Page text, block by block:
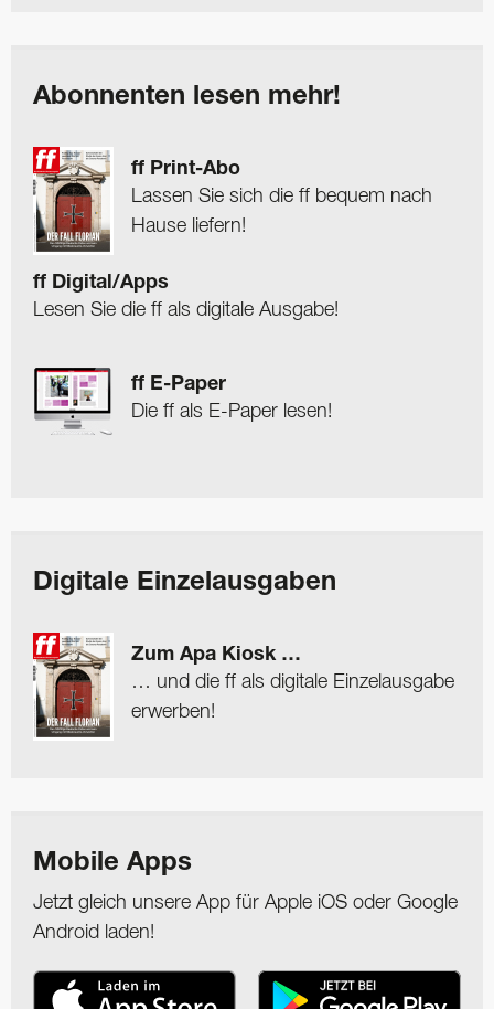
Abonnenten lesen mehr!
ff Print-Abo
Lassen Sie sich die ff bequem nach
Hause liefern!
ff Digital/Apps
Lesen Sie die ff als digitale Ausgabe!
ff E-Paper
Die ff als E-Paper lesen!
Digitale Einzelausgaben
Zum Apa Kiosk …
… und die ff als digitale Einzelausgabe
erwerben!
Mobile Apps
Jetzt gleich unsere App für Apple iOS oder Google
Android laden!